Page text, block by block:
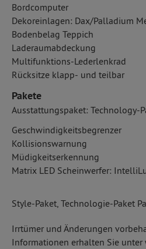
Bordcomputer
Dekoreinlagen: Dax/Palladium
Bodenbelag Teppich
Laderaumabdeckung
Multifunktions-Lederlenkrad
Rücksitze klapp- und teilbar
Pakete
Ausstattungspaket: Technology-
Geschwindigkeitsbegrenzer
Kollisionswarnung
Müdigkeitserkennung
Matrix LED Scheinwerfer:
Style-Paket, Technologie-Paket
Irrtümer und Änderungen
Informationen erhalten Sie